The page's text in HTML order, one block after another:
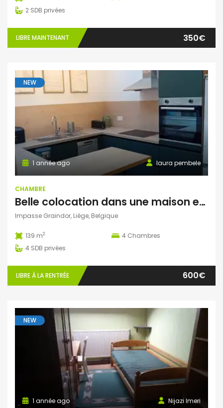
2 SDB privées
LIBRE MAINTENANT 350€
NEW
laura pembele
1 année ago
CHAMBRE
Belle colocation dans une maison entièrement rénovée
Impasse Graindor, Liège, Belgique
139 m2 4 Chambres
4 SDB privées
LIBRE À LA RENTRÉE 600€
NEW
Nijazi Imeri
1 année ago